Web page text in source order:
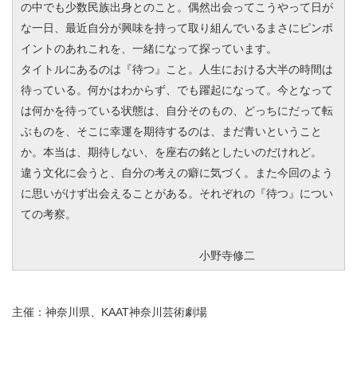
の中でも少数民族出身とのこと。偶然出会ってこうやって日が
な一日、最近自分が興味を持って取り組んでいるまさにピンポ
イントのあれこれを、一緒になって探っています。
タイトルにあるのは『待つ』こと。人生における大半の時間は
待っている。何かはわからず、でも躍起になって。今となって
は何かを待っている状態は、自分そのもの、どっちにだって転
ぶものを、そこに幸運を期待するのは、まだ青いということ
か。本当は、期待しない、を座右の銘としたいのだけれど。
違う文化に会うと、自分の考えの癖に気づく。また今回のよう
に思いがけず出会えることがある。それぞれの『待つ』につい
ての考察。
小野寺修二
主催：神奈川県、KAAT神奈川芸術劇場